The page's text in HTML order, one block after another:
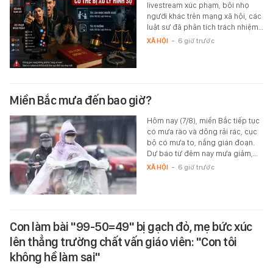
livestream xúc phạm, bôi nhọ
người khác trên mạng xã hội, các
luật sư đã phân tích trách nhiệm…
XÃ HỘI - 6 giờ trước
Miền Bắc mưa đến bao giờ?
Hôm nay (7/8), miền Bắc tiếp tục
có mưa rào và dông rải rác, cục
bộ có mưa to, nắng gián đoạn.
Dự báo từ đêm nay mưa giảm,…
XÃ HỘI - 6 giờ trước
Con làm bài "99-50=49" bị gạch đỏ, mẹ bức xúc
lên thẳng trường chất vấn giáo viên: "Con tôi
không hề làm sai"